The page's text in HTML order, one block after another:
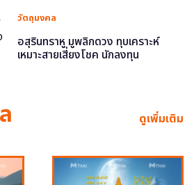
วัตถุมงคล
อสุรินทราหู มูพลิกดวง ทุบเคราะห์
เหมาะสายเสี่ยงโชค นักลงทุน
ดูเพิ่มเติม